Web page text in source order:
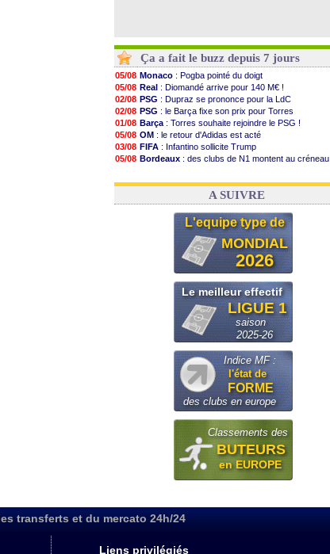
Ça a fait le buzz depuis 7 jours
05/08 Monaco : Pogba pointé du doigt
05/08 Real : Diomandé arrive pour 140 M€ !
02/08 PSG : Dupraz se prononce pour la LdC
02/08 PSG : le Barça fixe son prix pour Torres
01/08 Barça : Torres souhaite rejoindre le PSG !
05/08 OM : le retour d'Adidas est acté
03/08 FIFA : Infantino sollicite Trump
05/08 Bordeaux : des clubs de N1 montent au créneau
03/08 Real: le démenti de Leipzig pour Diomandé
A SUIVRE
L'equipe type de
MONDIAL
2026
Le meilleur effectif
LIGUE 1
saison
2025-26
Indice MF :
l'état de
FORME
des clubs en europe
Classements des
BUTEURS
en EUROPE
transferts et du mercato 24h/24
Liens privilégiés